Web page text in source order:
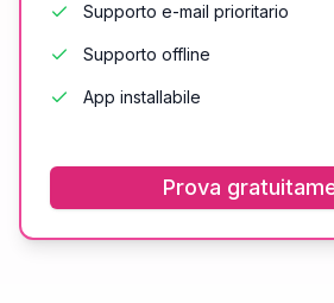
Supporto e-mail prioritario
Supporto offline
App installabile
Prova